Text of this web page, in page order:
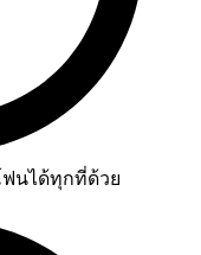
นได้ทุกที่ด้วย